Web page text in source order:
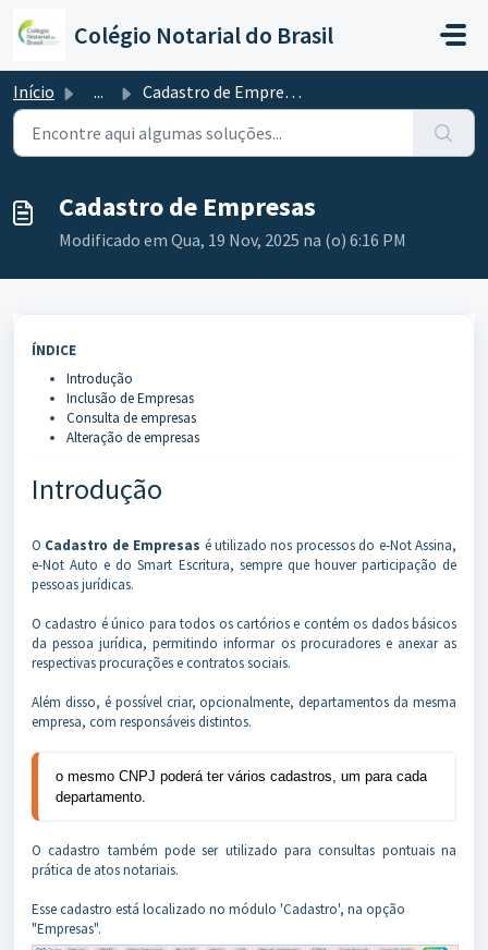
Colégio Notarial do Brasil
Início ... Cadastro de Empresas
Cadastro de Empresas
Modificado em Qua, 19 Nov, 2025 na (o) 6:16 PM
ÍNDICE
Introdução
Inclusão de Empresas
Consulta de empresas
Alteração de empresas
Introdução
O Cadastro de Empresas é utilizado nos processos do e-Not Assina,
e-Not Auto e do Smart Escritura, sempre que houver participação de
pessoas jurídicas.
O cadastro é único para todos os cartórios e contém os dados básicos
da pessoa jurídica, permitindo informar os procuradores e anexar as
respectivas procurações e contratos sociais.
Além disso, é possível criar, opcionalmente, departamentos da mesma
empresa, com responsáveis distintos.
o mesmo CNPJ poderá ter vários cadastros, um para cada
departamento.
O cadastro também pode ser utilizado para consultas pontuais na
prática de atos notariais.
Esse cadastro está localizado no módulo 'Cadastro', na opção
"Empresas".